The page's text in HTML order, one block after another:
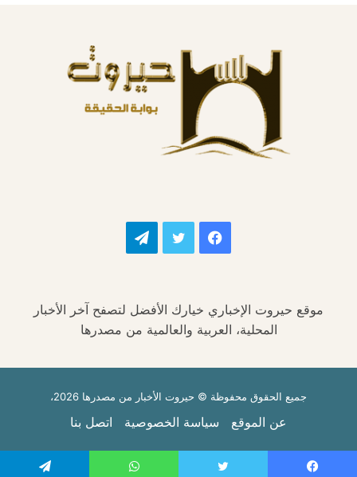
فيسبوك تويتر تيلقرام
موقع حيروت الإخباري خيارك الأفضل لتصفح آخر الأخبار
المحلية، العربية والعالمية من مصدرها
جميع الحقوق محفوظة © حيروت الأخبار من مصدرها 2026،
عن الموقع سياسة الخصوصية اتصل بنا